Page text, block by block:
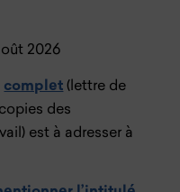
2026
complet (lettre de
des
est à adresser à